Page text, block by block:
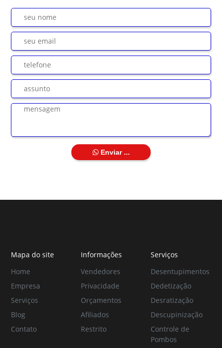
Enviar ...
Mapa do site
Home
Empresa
Serviços
Blog
Contato
Informações
Vendedores
Privacidade
Orçamentos
Afiliados
Restrito
Serviços
Desentupimentos
Dedetização
Desratização
Descupinização
Controle de
Pombos